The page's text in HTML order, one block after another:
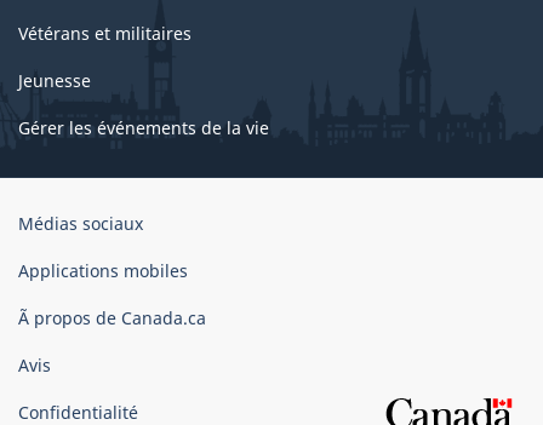
Vétérans et militaires
Jeunesse
Gérer les événements de la vie
Organisation
gouvernement
Canada
Médias sociaux
Applications mobiles
Ã propos de Canada.ca
Avis
Confidentialité